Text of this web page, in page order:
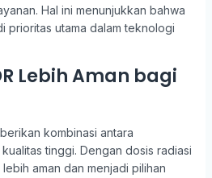
Hal ini menunjukkan bahwa
prioritas utama dalam teknologi
Lebih Aman bagi
kombinasi antara
tinggi. Dengan dosis radiasi
aman dan menjadi pilihan